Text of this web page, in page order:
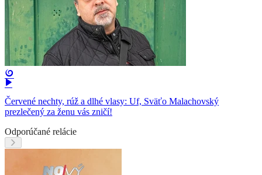
Červené nechty, rúž a dlhé vlasy: Uf, Sväťo Malachovský
prezlečený za ženu vás zničí!
Odporúčané relácie